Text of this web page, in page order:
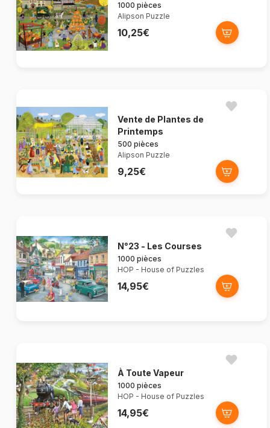
1000 pièces
Alipson Puzzle
10,25€
Vente de Plantes de
Printemps
500 pièces
Alipson Puzzle
9,25€
N°23 - Les Courses
1000 pièces
HOP - House of Puzzles
14,95€
À Toute Vapeur
1000 pièces
HOP - House of Puzzles
14,95€